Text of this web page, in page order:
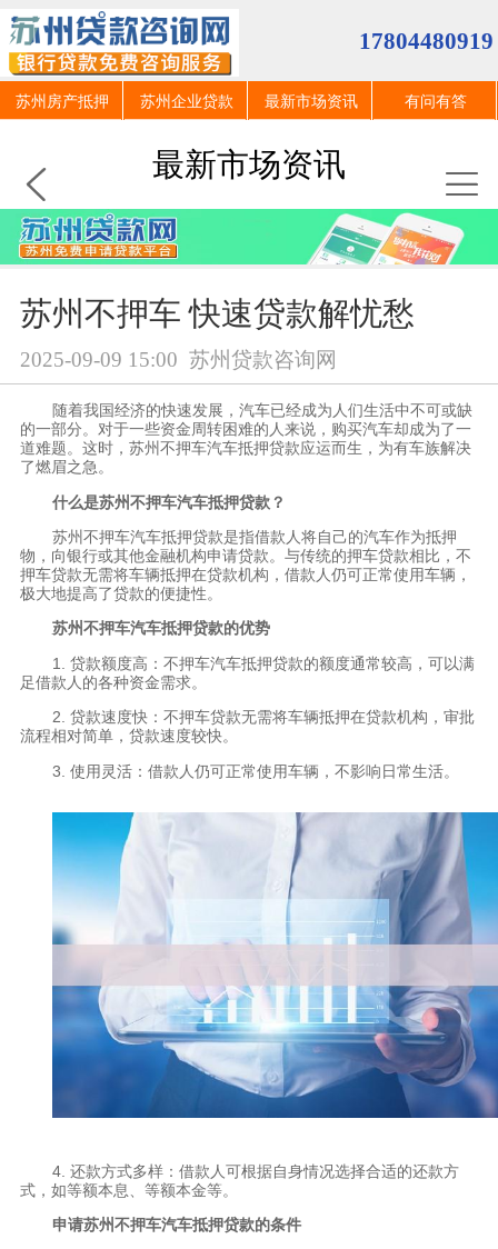
17804480919
苏州房产抵押 苏州企业贷款 最新市场资讯 有问有答
最新市场资讯
苏州不押车 快速贷款解忧愁
2025-09-09 15:00 苏州贷款咨询网
随着我国经济的快速发展，汽车已经成为人们生活中不可或缺
的一部分。对于一些资金周转困难的人来说，购买汽车却成为了一
道难题。这时，苏州不押车汽车抵押贷款应运而生，为有车族解决
了燃眉之急。
什么是苏州不押车汽车抵押贷款？
苏州不押车汽车抵押贷款是指借款人将自己的汽车作为抵押
物，向银行或其他金融机构申请贷款。与传统的押车贷款相比，不
押车贷款无需将车辆抵押在贷款机构，借款人仍可正常使用车辆，
极大地提高了贷款的便捷性。
苏州不押车汽车抵押贷款的优势
1. 贷款额度高：不押车汽车抵押贷款的额度通常较高，可以满
足借款人的各种资金需求。
2. 贷款速度快：不押车贷款无需将车辆抵押在贷款机构，审批
流程相对简单，贷款速度较快。
3. 使用灵活：借款人仍可正常使用车辆，不影响日常生活。
4. 还款方式多样：借款人可根据自身情况选择合适的还款方
式，如等额本息、等额本金等。
申请苏州不押车汽车抵押贷款的条件